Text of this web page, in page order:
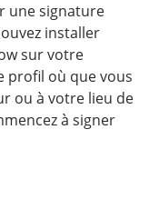
une signature
installer
sur votre
profil où que vous
ou à votre lieu de
à signer